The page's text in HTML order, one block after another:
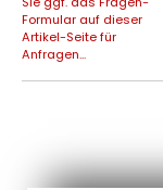
Formular auf dieser
Artikel-Seite für
Anfragen...